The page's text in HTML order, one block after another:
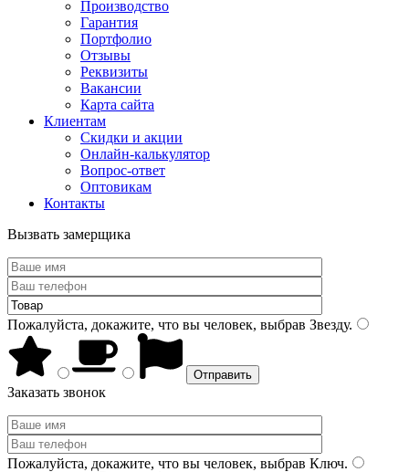
Производство
Гарантия
Портфолио
Отзывы
Реквизиты
Вакансии
Карта сайта
Клиентам
Скидки и акции
Онлайн-калькулятор
Вопрос-ответ
Оптовикам
Контакты
Вызвать замерщика
Пожалуйста, докажите, что вы человек, выбрав Звезду.
Заказать звонок
Пожалуйста, докажите, что вы человек, выбрав Ключ.